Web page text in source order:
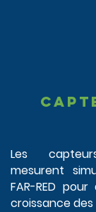
Les
mesurent
FAR-RED
croissance